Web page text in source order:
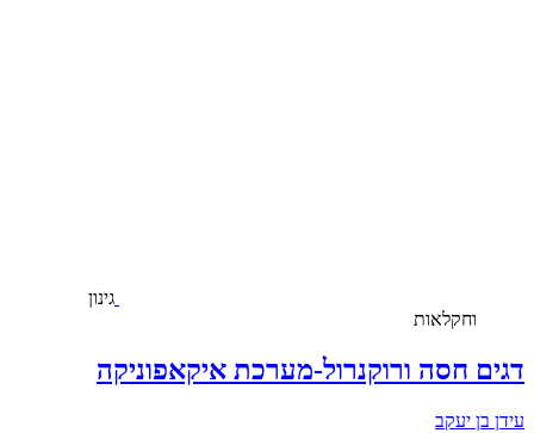
גינון
וחקלאות
דגים חסה ורוקנרול-מערכת איקאפוניקה
עידן בן יעקב